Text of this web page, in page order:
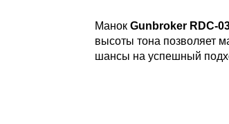
Манок Gunbroker RDC-
высоты тона позволяет
шансы на успешный